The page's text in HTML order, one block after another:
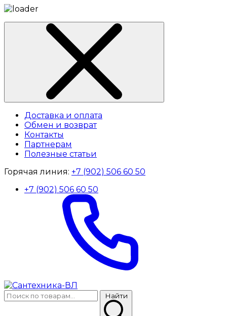
Доставка и оплата
Обмен и возврат
Контакты
Партнерам
Полезные статьи
Горячая линия: +7 (902) 506 60 50
+7 (902) 506 60 50
Найти